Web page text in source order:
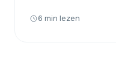
6 min lezen